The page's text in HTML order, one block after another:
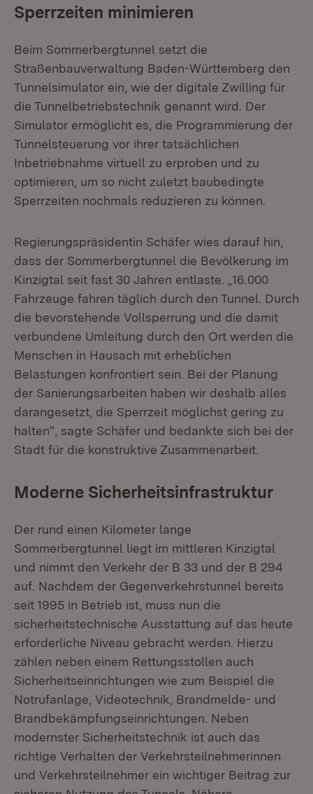
Sperrzeiten minimieren
Beim Sommerbergtunnel setzt die
Straßenbauverwaltung Baden-Württemberg den
Tunnelsimulator ein, wie der digitale Zwilling für
die Tunnelbetriebstechnik genannt wird. Der
Simulator ermöglicht es, die Programmierung der
Tunnelsteuerung vor ihrer tatsächlichen
Inbetriebnahme virtuell zu erproben und zu
optimieren, um so nicht zuletzt baubedingte
Sperrzeiten nochmals reduzieren zu können.
Regierungspräsidentin Schäfer wies darauf hin,
dass der Sommerbergtunnel die Bevölkerung im
Kinzigtal seit fast 30 Jahren entlaste. „16.000
Fahrzeuge fahren täglich durch den Tunnel. Durch
die bevorstehende Vollsperrung und die damit
verbundene Umleitung durch den Ort werden die
Menschen in Hausach mit erheblichen
Belastungen konfrontiert sein. Bei der Planung
der Sanierungsarbeiten haben wir deshalb alles
darangesetzt, die Sperrzeit möglichst gering zu
halten“, sagte Schäfer und bedankte sich bei der
Stadt für die konstruktive Zusammenarbeit.
Moderne Sicherheitsinfrastruktur
Der rund einen Kilometer lange
Sommerbergtunnel liegt im mittleren Kinzigtal
und nimmt den Verkehr der B 33 und der B 294
auf. Nachdem der Gegenverkehrstunnel bereits
seit 1995 in Betrieb ist, muss nun die
sicherheitstechnische Ausstattung auf das heute
erforderliche Niveau gebracht werden. Hierzu
zählen neben einem Rettungsstollen auch
Sicherheitseinrichtungen wie zum Beispiel die
Notrufanlage, Videotechnik, Brandmelde- und
Brandbekämpfungseinrichtungen. Neben
modernster Sicherheitstechnik ist auch das
richtige Verhalten der Verkehrsteilnehmerinnen
und Verkehrsteilnehmer ein wichtiger Beitrag zur